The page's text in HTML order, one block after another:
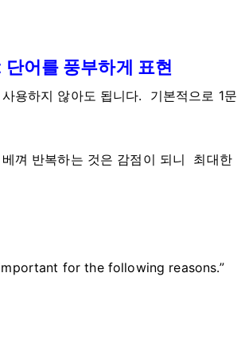
어를 풍부하게 표현
용하지 않아도 됩니다. 기본적으로 1
껴 반복하는 것은 감점이 되니 최대
for the following reasons.”